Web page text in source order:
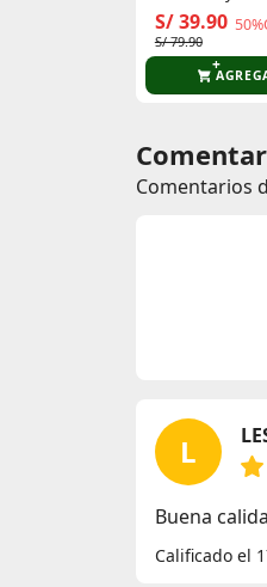
S/ 39.90
S/ 79.90
Comentarios
L
Buena
Calificado el